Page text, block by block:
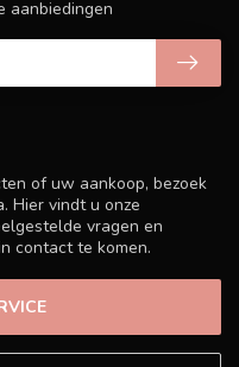
of uw aankoop, bezoek
Hier vindt u onze
vragen en
contact te komen.
aanbiedingen